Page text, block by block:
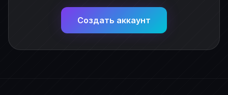
Создать аккаунт